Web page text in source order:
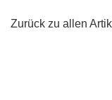
Zurück zu allen